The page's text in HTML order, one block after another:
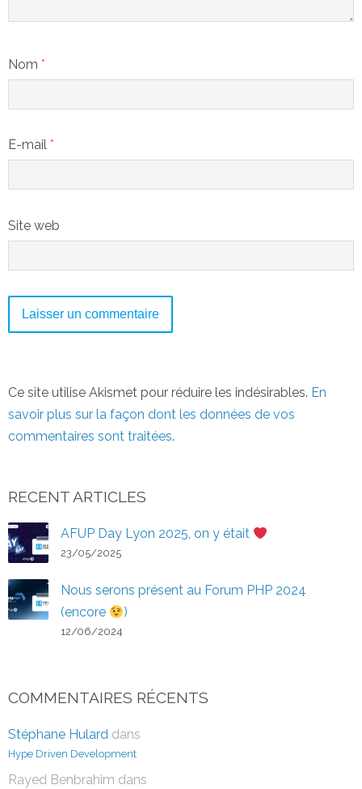
Nom *
E-mail *
Site web
Ce site utilise Akismet pour réduire les indésirables. En
savoir plus sur la façon dont les données de vos
commentaires sont traitées.
RECENT ARTICLES
AFUP Day Lyon 2025, on y était
23/05/2025
Nous serons présent au Forum PHP 2024
(encore
)
12/06/2024
COMMENTAIRES RÉCENTS
Stéphane Hulard dans
Hype Driven Development
Rayed Benbrahim dans